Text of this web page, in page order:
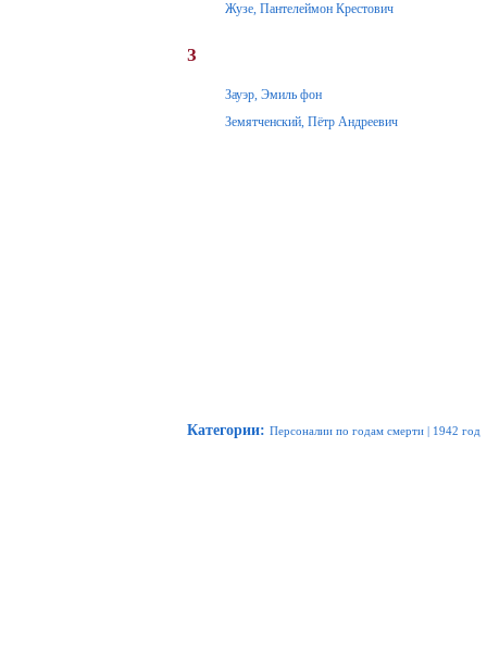
Жузе, Пантелеймон Крестович
З
Зауэр, Эмиль фон
Земятченский, Пётр Андреевич
Категории: Персоналии по годам смерти | 1942 год